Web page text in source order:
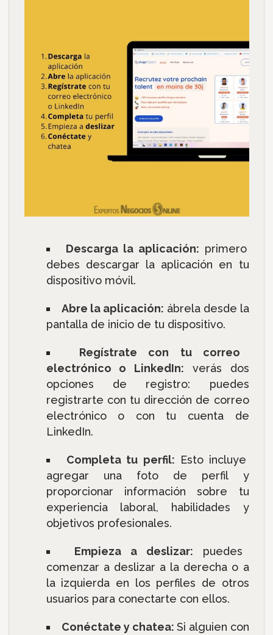
Descarga la aplicación: primero
debes descargar la aplicación en tu
dispositivo móvil.
Abre la aplicación: ábrela desde la
pantalla de inicio de tu dispositivo.
Regístrate con tu correo
electrónico o LinkedIn: verás dos
opciones de registro: puedes
registrarte con tu dirección de correo
electrónico o con tu cuenta de
LinkedIn.
Completa tu perfil: Esto incluye
agregar una foto de perfil y
proporcionar información sobre tu
experiencia laboral, habilidades y
objetivos profesionales.
Empieza a deslizar: puedes
comenzar a deslizar a la derecha o a
la izquierda en los perfiles de otros
usuarios para conectarte con ellos.
Conéctate y chatea: Si alguien con